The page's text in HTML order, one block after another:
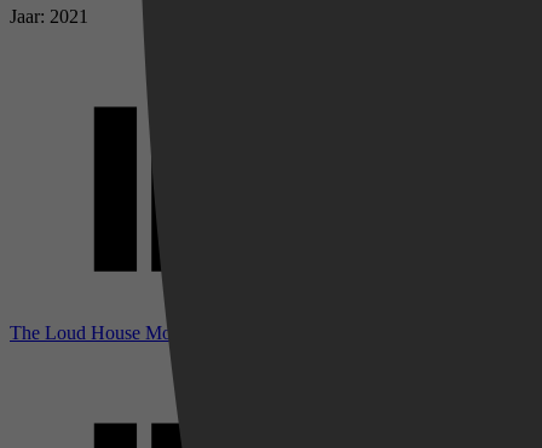
Jaar: 2021
The Loud House Movie bij IMDb